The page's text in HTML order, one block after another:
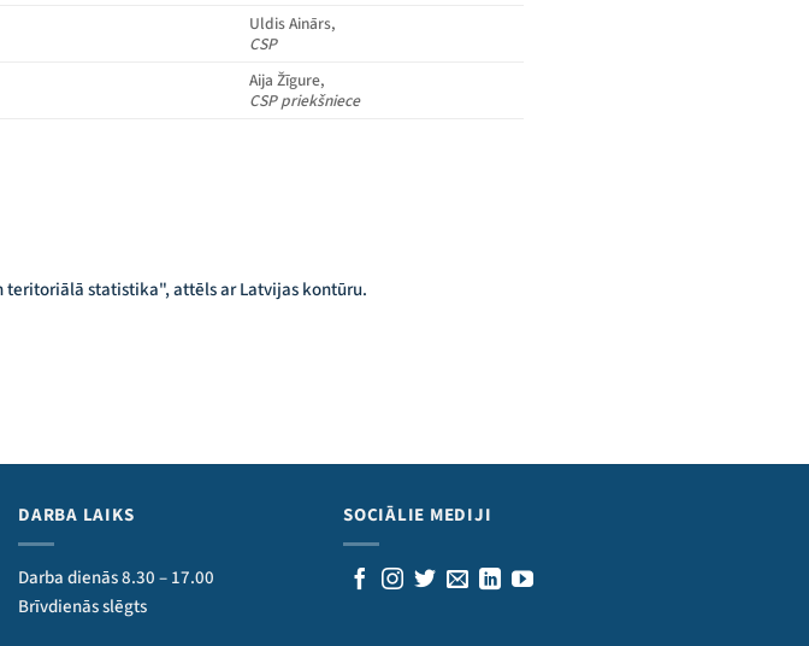
Uldis Ainārs,
CSP
Aija Žīgure,
CSP priekšniece
DARBA LAIKS
Darba dienās 8.30 – 17.00
Brīvdienās slēgts
SOCIĀLIE MEDIJI